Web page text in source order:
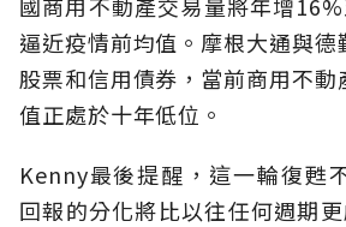
逼近疫情前均值。摩根大通與
股票和信用債券，當前商用不
值正處於十年低位。
Kenny最後提醒，這一輪復甦
回報的分化將比以往任何週期